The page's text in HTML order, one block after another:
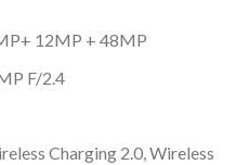
12MP + 48MP
F/2.4
Charging 2.0, Wireless